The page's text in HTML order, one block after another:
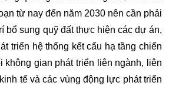
từ nay đến năm 2030 nên cần phải
bổ sung quỹ đất thực hiện các dự án,
triển hệ thống kết cấu hạ tầng chiến
không gian phát triển liên ngành, liên
tế và các vùng động lực phát triển